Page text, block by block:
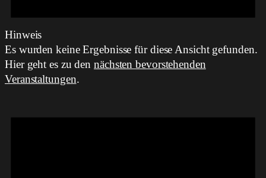
Hinweis
Es wurden keine Ergebnisse für diese Ansicht gefunden.
Hier geht es zu den nächsten bevorstehenden
Veranstaltungen.